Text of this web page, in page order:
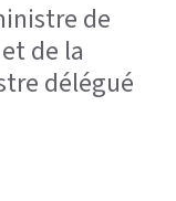
de
de la
délégué